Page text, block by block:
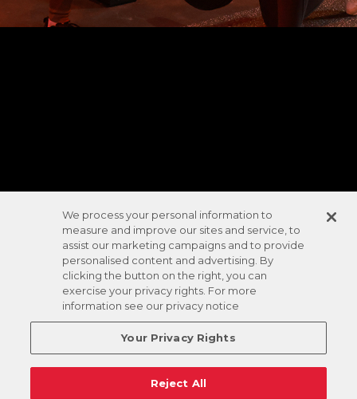
We process your personal information to
measure and improve our sites and service, to
assist our marketing campaigns and to provide
personalised content and advertising. By
clicking the button on the right, you can
exercise your privacy rights. For more
information see our privacy notice
Your Privacy Rights
Reject All